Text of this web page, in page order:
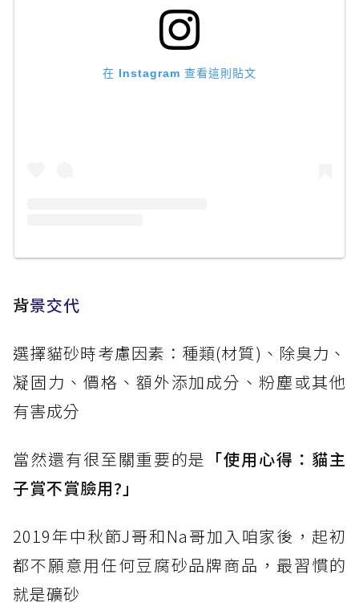
在 Instagram 查看這則貼文
背景交代
選擇貓砂時考慮因素：種類(材質)、除臭力、
凝固力、價格、額外添加成分、粉塵或其他
有害成分
當然還有很至關重要的是 「使用心得：貓主
子賞不賞臉用?」
2019年中秋節J哥和Na哥加入咱家後，起初
都不願意用任何豆腐砂品牌商品，最習慣的
就是礦砂